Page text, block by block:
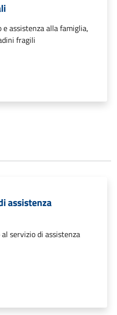
assistenza alla famiglia,
fragili
assistenza
servizio di assistenza